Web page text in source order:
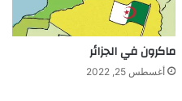
ماكرون في الجزائر
أغسطس 25, 2022